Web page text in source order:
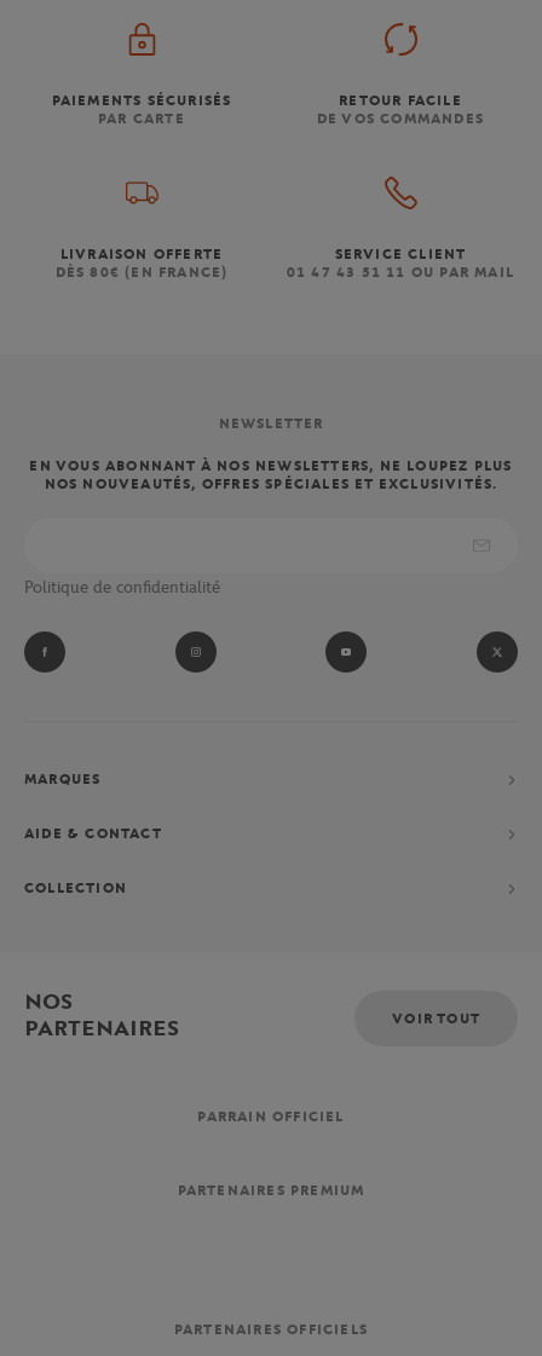
PAIEMENTS SÉCURISÉS
PAR CARTE
RETOUR FACILE
DE VOS COMMANDES
LIVRAISON OFFERTE
DÈS 80€ (EN FRANCE)
SERVICE CLIENT
01 47 43 51 11 OU PAR MAIL
NEWSLETTER
EN VOUS ABONNANT À NOS NEWSLETTERS, NE LOUPEZ PLUS
NOS NOUVEAUTÉS, OFFRES SPÉCIALES ET EXCLUSIVITÉS.
Politique de confidentialité
MARQUES
AIDE & CONTACT
COLLECTION
NOS
PARTENAIRES
VOIR TOUT
PARRAIN OFFICIEL
PARTENAIRES PREMIUM
PARTENAIRES OFFICIELS